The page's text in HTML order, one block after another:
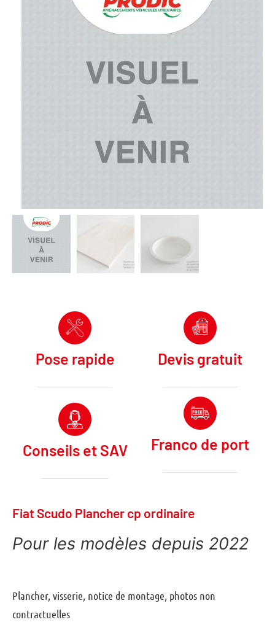
Fiat Scudo Plancher cp ordinaire
Pour les modèles depuis 2022
plancher, visserie, notice de montage, photos non
contractuelles
Pose rapide Devis gratuit
Conseils et SAV Franco de port